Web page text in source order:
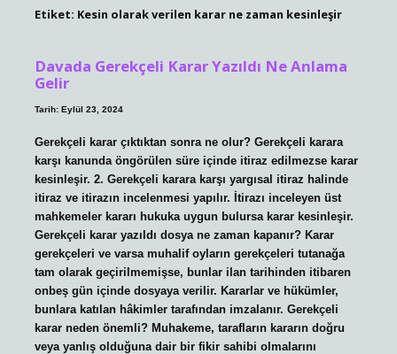
Etiket: Kesin olarak verilen karar ne zaman kesinleşir
Davada Gerekçeli Karar Yazıldı Ne Anlama
Gelir
Tarih: Eylül 23, 2024
Gerekçeli karar çıktıktan sonra ne olur? Gerekçeli karara
karşı kanunda öngörülen süre içinde itiraz edilmezse karar
kesinleşir. 2. Gerekçeli karara karşı yargısal itiraz halinde
itiraz ve itirazın incelenmesi yapılır. İtirazı inceleyen üst
mahkemeler kararı hukuka uygun bulursa karar kesinleşir.
Gerekçeli karar yazıldı dosya ne zaman kapanır? Karar
gerekçeleri ve varsa muhalif oyların gerekçeleri tutanağa
tam olarak geçirilmemişse, bunlar ilan tarihinden itibaren
onbeş gün içinde dosyaya verilir. Kararlar ve hükümler,
bunlara katılan hâkimler tarafından imzalanır. Gerekçeli
karar neden önemli? Muhakeme, tarafların kararın doğru
veya yanlış olduğuna dair bir fikir sahibi olmalarını